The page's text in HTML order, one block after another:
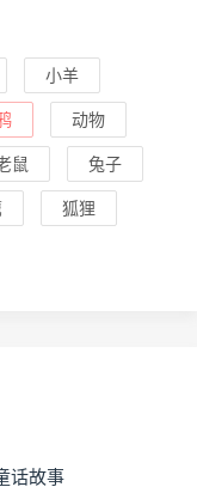
小羊
动物
鼠 兔子
狐狸
话故事